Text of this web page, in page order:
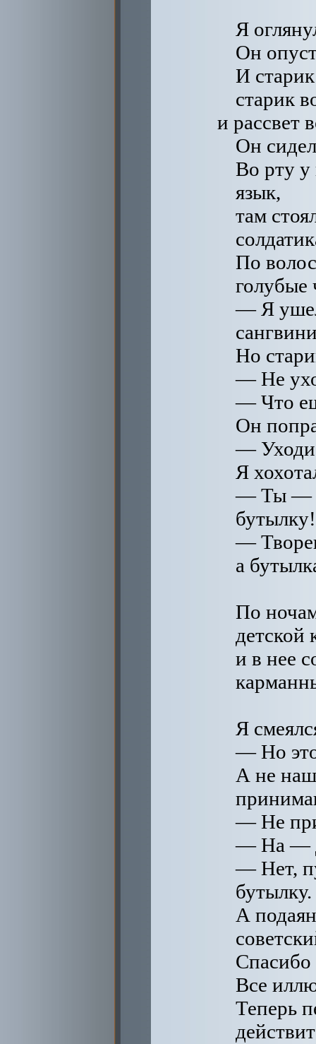
Я
Он
И старик
старик
и рассвет
Он
Во рту у
язык,
там
По
голубые
— Я
Но
— Не
— Что
Он
—
Я
— Ты —
бутылку!
—
а
По
детской
и в нее
Я
— Но
А не
— Не
— На —
— Нет,
бутылку.
А
Спасибо
Все
Теперь